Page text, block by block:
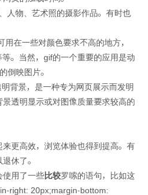
人物、艺术照的摄影作品。有时也
在一些对颜色要求不高的地方，
。当然，gif的一个重要的应用是动
倒映图片。
背景，是一种专为网页展示而发明
透明显示或对图像质量要求较高的
更高效，浏览体验也得到提高。有
休了。
使用了一些 比较罗嗦的语句，比如这
right: 20px;margin-bottom: